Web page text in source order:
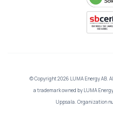
© Copyright 2026 LUMA Energy AB.
a trademark owned by LUMA
Uppsala. Organization